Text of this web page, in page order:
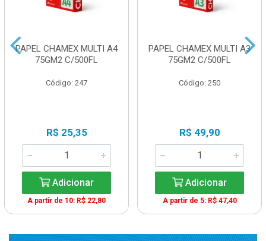
PAPEL CHAMEX MULTI A4
75GM2 C/500FL
Código: 247
R$ 25,35
Adicionar
A partir de 10: R$ 22,80
PAPEL CHAMEX MULTI A3
75GM2 C/500FL
Código: 250
R$ 49,90
Adicionar
A partir de 5: R$ 47,40